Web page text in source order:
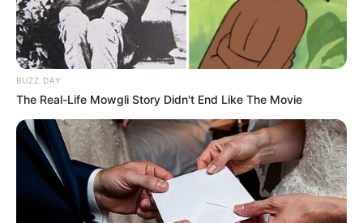
BUZZ DAY
The Real-Life Mowgli Story Didn't End Like The Movie